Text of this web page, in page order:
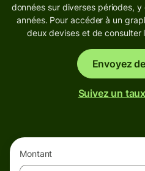
données sur diverses périodes,
années. Pour accéder à un
deux devises et de consulter
Envoyez
Suivez un
Montant